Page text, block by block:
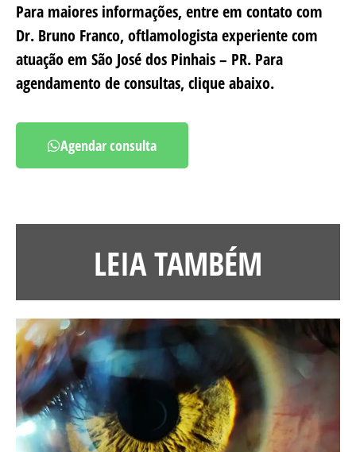
Para maiores informações, entre em contato com
Dr. Bruno Franco, oftlamologista experiente com
atuação em São José dos Pinhais – PR. Para
agendamento de consultas, clique abaixo.
Agendar consulta
LEIA TAMBÉM